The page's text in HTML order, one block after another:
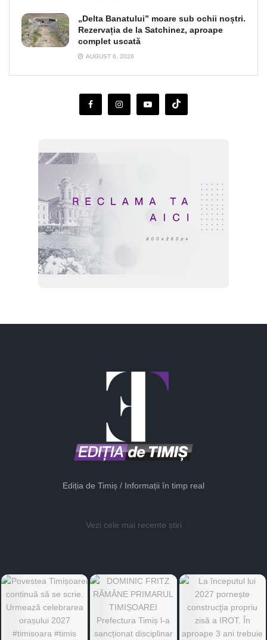
„Delta Banatului” moare sub ochii noștri.
Rezervația de la Satchinez, aproape
complet uscată
AUGUST 6, 2026
Ediția de Timiș / Informații în timp real
Vezi cele mai recente știri